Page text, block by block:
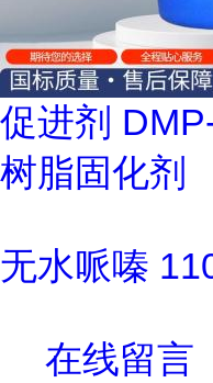
促进剂
树脂固化剂
无水哌嗪
在线留言